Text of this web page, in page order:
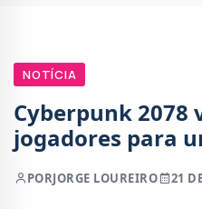
NOTÍCIA
Cyberpunk 2078
jogadores para
PORJORGE LOUREIRO 21